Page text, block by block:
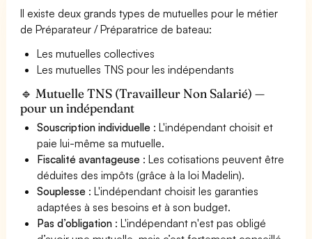
Il existe deux grands types de mutuelles pour le métier
de Préparateur / Préparatrice de bateau:
Les mutuelles collectives
Les mutuelles TNS pour les indépendants
🔹 Mutuelle TNS (Travailleur Non Salarié) —
pour un indépendant
Souscription individuelle : L'indépendant choisit et
paie lui-même sa mutuelle.
Fiscalité avantageuse : Les cotisations peuvent être
déduites des impôts (grâce à la loi Madelin).
Souplesse : L'indépendant choisit les garanties
adaptées à ses besoins et à son budget.
Pas d’obligation : L'indépendant n'est pas obligé